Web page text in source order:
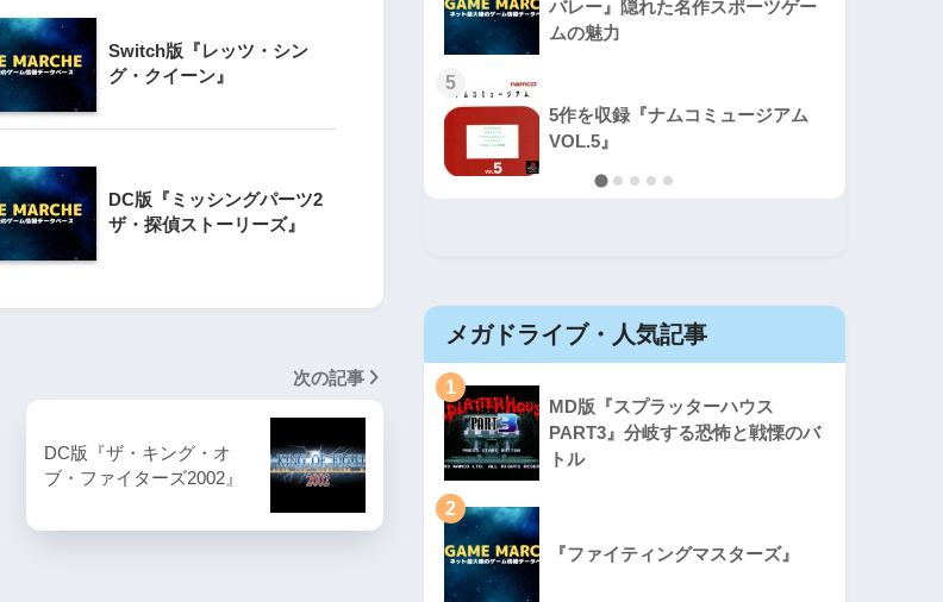
Switch版『レッツ・シン
グ・クイーン』
DC版『ミッシングパーツ2
ザ・探偵ストーリーズ』
次の記事
DC版『ザ・キング・オ
ブ・ファイターズ2002』
5
PS5版『ぷよぷよテトリス2』
バレー』隠れた名作スポーツゲー
ムの魅力
5
5作を収録『ナムコミュージアム
VOL.5』
SG1000版『モナコGP』家庭用レ
ースゲームの革新を振り返る
メガドライブ・人気記事
1
MD版『スプラッターハウス
PART3』分岐する恐怖と戦慄のバ
トル
2
『ファイティングマスターズ』